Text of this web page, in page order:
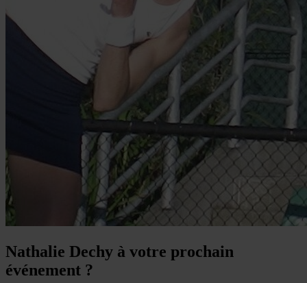
Nathalie Dechy à votre prochain
événement ?